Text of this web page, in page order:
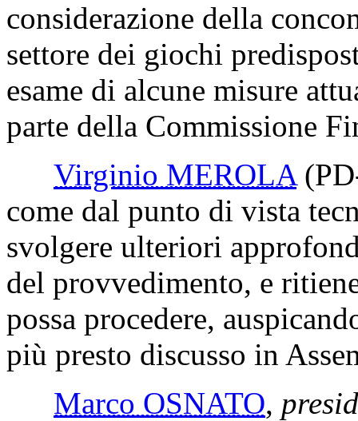
considerazione della
settore dei giochi
esame di alcune misure
parte della Commissione
Virginio MEROLA
come dal punto di vista
svolgere ulteriori
del provvedimento, e
possa procedere,
più presto discusso in
Marco OSNATO,